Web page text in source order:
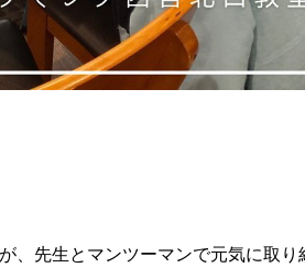
、先生とマンツーマンで元気に取り